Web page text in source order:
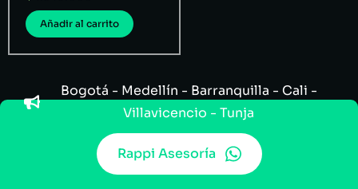
Añadir al carrito
Rappi Asesoría
Bogotá - Medellín - Barranquilla - Cali -
Villavicencio - Tunja